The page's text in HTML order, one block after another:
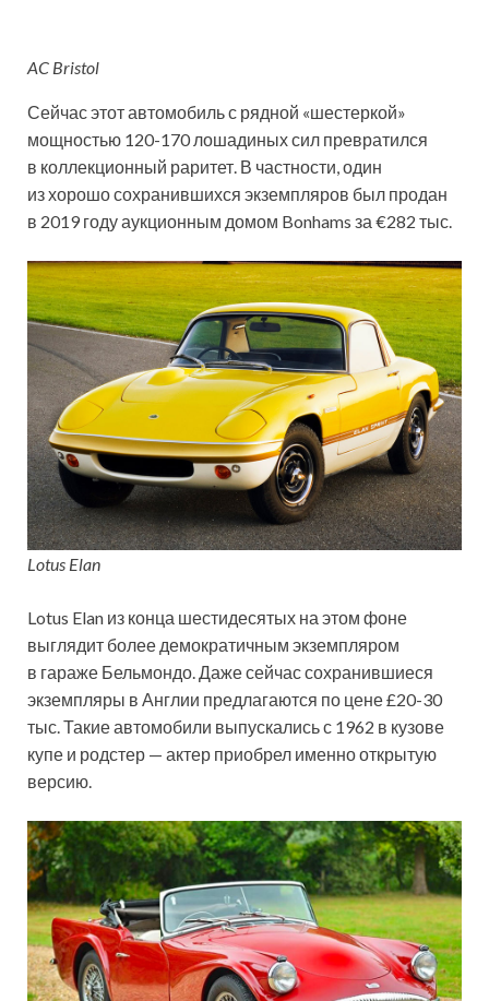
AC Bristol
Сейчас этот автомобиль с рядной «шестеркой»
мощностью 120-170 лошадиных сил превратился
в коллекционный раритет. В частности, один
из хорошо сохранившихся экземпляров был продан
в 2019 году аукционным домом Bonhams за €282 тыс.
Lotus Elan
Lotus Elan из конца шестидесятых на этом фоне
выглядит более демократичным экземпляром
в гараже Бельмондо. Даже сейчас сохранившиеся
экземпляры в Англии предлагаются по цене £20-30
тыс. Такие автомобили выпускались с 1962 в кузове
купе и родстер — актер приобрел именно открытую
версию.